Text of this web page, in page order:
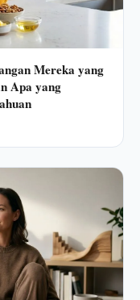
Mereka yang
Apa yang